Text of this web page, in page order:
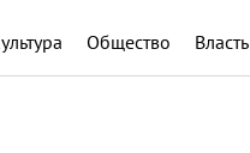
Общество Власть